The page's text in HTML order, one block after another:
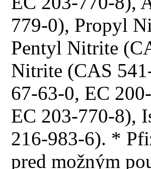
779-0), Propyl
Pentyl Nitrite
Nitrite (CAS
67-63-0, EC
EC 203-770-8),
216-983-6). *
pred možným